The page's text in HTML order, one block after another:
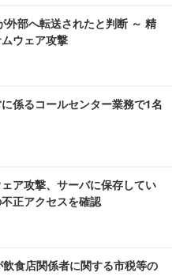
外部へ転送されたと判断 ～ 精
ウェア攻撃
に係るコールセンター業務で1名
ア攻撃、サーバに保存してい
正アクセスを確認
食店関係者に関する市税等の